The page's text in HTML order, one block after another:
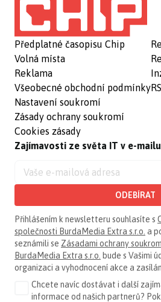
Předplatné časopisu Chip
Volná místa
Reklama
Všeobecné obchodní podmínky
Nastavení soukromí
Zásady ochrany soukromí
Cookies zásady
Zajímavosti ze světa IT v e-mailu
ODEBÍRAT
Přihlášením k newsletteru souhlasíte s
společnosti BurdaMedia Extra s.r.o. a
seznámili se Zásadami ochrany
BurdaMedia Extra s.r.o. bude s Vašimi
organizaci a vyhodnocení akce a
Chcete navíc dostávat i další
informace od našich partnerů?